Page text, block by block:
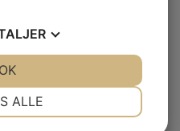
ALLE
OK